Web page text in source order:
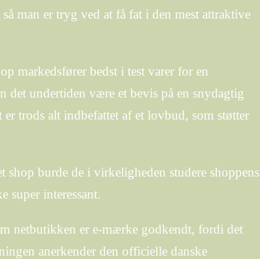
man er tryg ved at få fat i den mest attraktive
markedsfører bedst i test varer for en
det undertiden være et bevis på en snydagtig
trods alt indbefattet af et lovbud, som støtter
burde de i virkeligheden studere shoppens
super interessant.
netbutikken er e-mærke godkendt, fordi det
anerkender den officielle danske